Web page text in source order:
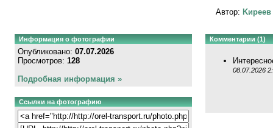
Автор:
Информация о фотографии
Опубликовано: 07.07.2026
Просмотров: 128
Подробная информация »
Ссылки на фотографию
Комментарии (1)
08.07.2026